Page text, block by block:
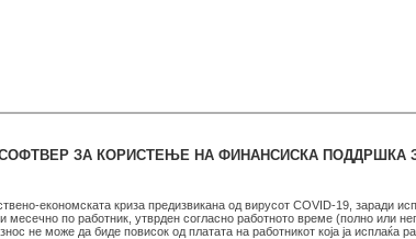
ЗА КОРИСТЕЊЕ НА ФИНАНСИСКА ПОДДРШКА
економската криза предизвикана од вирусот COVID-19, заради
по работник, утврден согласно работното време (полно или
не може да биде повисок од платата на работникот која ја исплаќа